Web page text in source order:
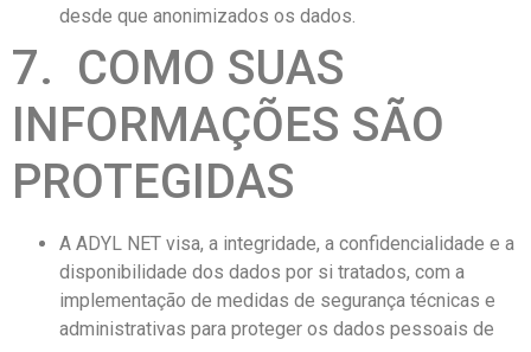
desde que anonimizados os dados.
7. COMO SUAS
INFORMAÇÕES SÃO
PROTEGIDAS
A ADYL NET visa, a integridade, a confidencialidade e a
disponibilidade dos dados por si tratados, com a
implementação de medidas de segurança técnicas e
administrativas para proteger os dados pessoais de